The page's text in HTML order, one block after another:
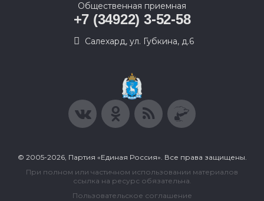
Общественная приемная
+7 (34922) 3-52-58
Салехард, ул. Губкина, д.6
© 2005-2026, Партия «Единая Россия». Все права защищены.
При полном или частичном использовании материалов
ссылка на ресурс обязательна.
Пользовательское соглашение